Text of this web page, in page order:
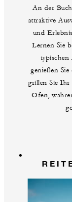
An der
attraktive
und
Lernen Sie
typischen
genießen
grillen Sie Ihr
Ofen,